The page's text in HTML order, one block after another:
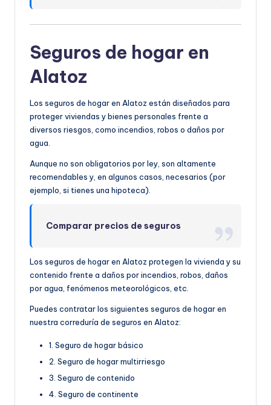
Seguros de hogar en
Alatoz
Los seguros de hogar en Alatoz están diseñados para
proteger viviendas y bienes personales frente a
diversos riesgos, como incendios, robos o daños por
agua.
Aunque no son obligatorios por ley, son altamente
recomendables y, en algunos casos, necesarios (por
ejemplo, si tienes una hipoteca).
Comparar precios de seguros
Los seguros de hogar en Alatoz protegen la vivienda y su
contenido frente a daños por incendios, robos, daños
por agua, fenómenos meteorológicos, etc.
Puedes contratar los siguientes seguros de hogar en
nuestra correduría de seguros en Alatoz:
1. Seguro de hogar básico
2. Seguro de hogar multirriesgo
3. Seguro de contenido
4. Seguro de continente